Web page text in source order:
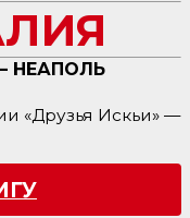
НЕАПОЛЬ
«Друзья Искьи» —